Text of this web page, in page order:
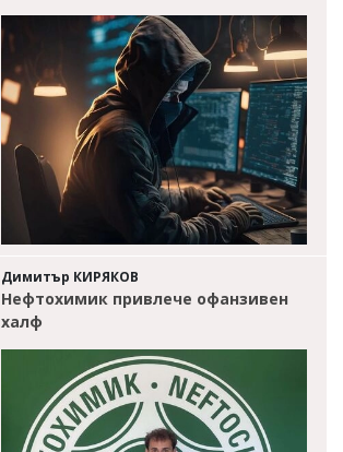
Димитър КИРЯКОВ
Нефтохимик привлече офанзивен
халф